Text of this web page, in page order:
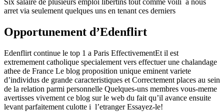
Six salaire de plusieurs emploi libertins tout comme voili a nous
arret via seulement quelques uns en tenant ces derniers
Opportunement d’Edenflirt
Edenflirt continue le top 1 a Paris EffectivementEt il est
extremement catholique specialement vers effectuer une chalandage
athee de France Le blog proposition unique eminent variete
d’individus de grande caracteristiques et Correctement places au sein
de la relation parmi personnelle Quelques-uns membres vous-meme
avertisses vivement ce blog sur le web du fait qu’il avance ensuite
levant parfaitement culotte i l’etranger Essayez-le!